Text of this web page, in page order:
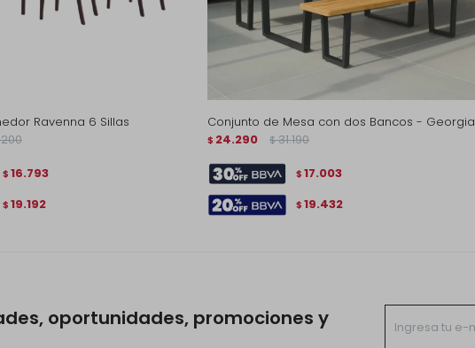
Ravenna 6 Sillas
$ 16.793
$ 19.192
Conjunto de Mesa con dos Bancos - Georgia
$ 24.290 $ 31.190
$ 17.003
$ 19.432
oportunidades, promociones y